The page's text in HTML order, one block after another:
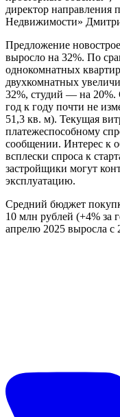
директор
Недвижимости»
Предложение
выросло на 32%. По
однокомнатных
двухкомнатных
32%, студий — на 20%.
год к году почти не
51,3 кв. м). Текущая
платежеспособному
сообщении. Интерес к
всплески спроса к
застройщики могут
эксплуатацию.
Средний бюджет
10 млн рублей (+4% за
апрелю 2025 выросла с